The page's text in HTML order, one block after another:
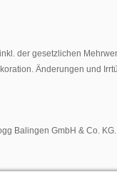
der gesetzlichen
Änderungen und
Balingen GmbH & Co.